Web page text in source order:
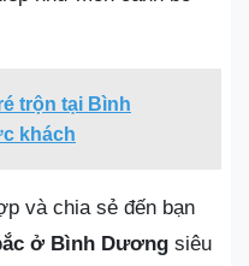
trộn tại Bình
khách
và chia sẻ đến bạn
ở Bình Dương siêu